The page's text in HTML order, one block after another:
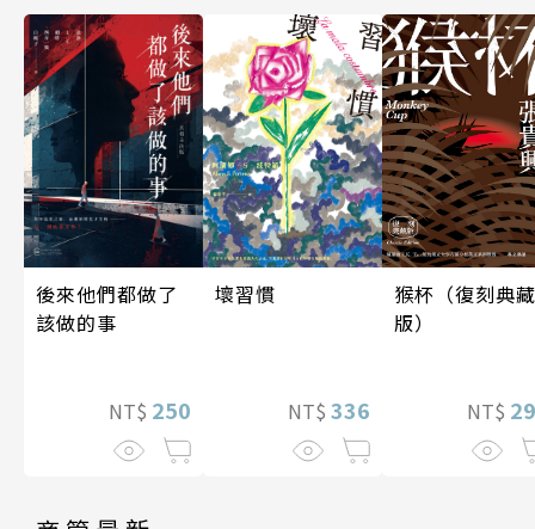
後來他們都做了
該做的事
NT$ 250
壞習慣
NT$ 336
猴杯（復刻典藏
版）
NT$